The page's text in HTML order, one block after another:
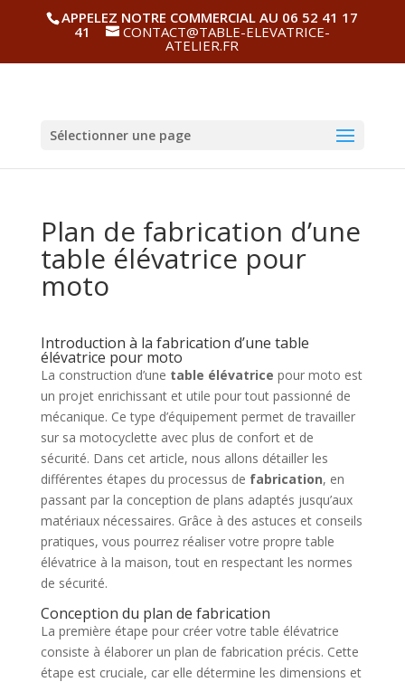
APPELEZ NOTRE COMMERCIAL AU 06 52 41 17
41
CONTACT@TABLE-ELEVATRICE-
ATELIER.FR
Sélectionner une page
Plan de fabrication d’une
table élévatrice pour
moto
Introduction à la fabrication d’une table
élévatrice pour moto
La construction d’une table élévatrice pour moto est
un projet enrichissant et utile pour tout passionné de
mécanique. Ce type d’équipement permet de travailler
sur sa motocyclette avec plus de confort et de
sécurité. Dans cet article, nous allons détailler les
différentes étapes du processus de fabrication, en
passant par la conception de plans adaptés jusqu’aux
matériaux nécessaires. Grâce à des astuces et conseils
pratiques, vous pourrez réaliser votre propre table
élévatrice à la maison, tout en respectant les normes
de sécurité.
Conception du plan de fabrication
La première étape pour créer votre table élévatrice
consiste à élaborer un plan de fabrication précis. Cette
étape est cruciale, car elle détermine les dimensions et